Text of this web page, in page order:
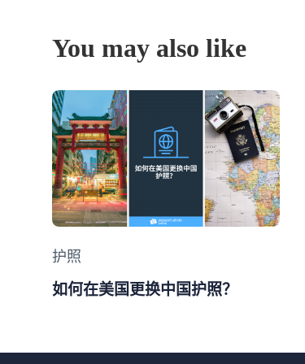
You may also like
Category
护照
如何在美国更换中国护照？